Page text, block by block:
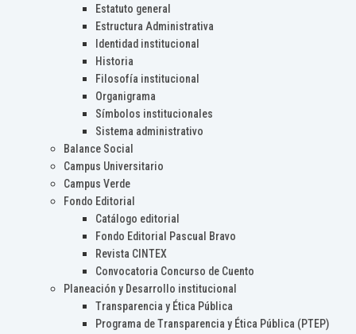
Estatuto general
Estructura Administrativa
Identidad institucional
Historia
Filosofía institucional
Organigrama
Símbolos institucionales
Sistema administrativo
Balance Social
Campus Universitario
Campus Verde
Fondo Editorial
Catálogo editorial
Fondo Editorial Pascual Bravo
Revista CINTEX
Convocatoria Concurso de Cuento
Planeación y Desarrollo institucional
Transparencia y Ética Pública
Programa de Transparencia y Ética Pública (PTEP)